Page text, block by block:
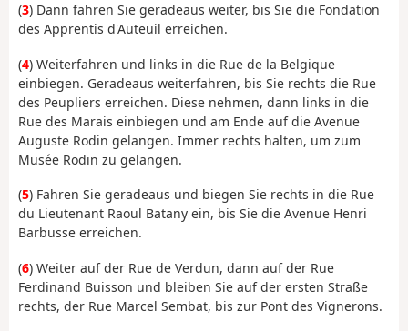
(3) Dann fahren Sie geradeaus weiter, bis Sie die Fondation
des Apprentis d'Auteuil erreichen.
(4) Weiterfahren und links in die Rue de la Belgique
einbiegen. Geradeaus weiterfahren, bis Sie rechts die Rue
des Peupliers erreichen. Diese nehmen, dann links in die
Rue des Marais einbiegen und am Ende auf die Avenue
Auguste Rodin gelangen. Immer rechts halten, um zum
Musée Rodin zu gelangen.
(5) Fahren Sie geradeaus und biegen Sie rechts in die Rue
du Lieutenant Raoul Batany ein, bis Sie die Avenue Henri
Barbusse erreichen.
(6) Weiter auf der Rue de Verdun, dann auf der Rue
Ferdinand Buisson und bleiben Sie auf der ersten Straße
rechts, der Rue Marcel Sembat, bis zur Pont des Vignerons.